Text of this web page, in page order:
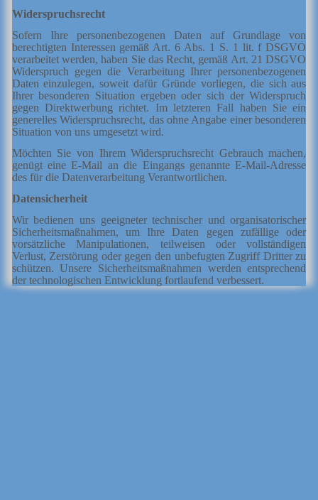
Widerspruchsrecht
Sofern Ihre personenbezogenen Daten auf Grundlage von
berechtigten Interessen gemäß Art. 6 Abs. 1 S. 1 lit. f DSGVO
verarbeitet werden, haben Sie das Recht, gemäß Art. 21 DSGVO
Widerspruch gegen die Verarbeitung Ihrer personenbezogenen
Daten einzulegen, soweit dafür Gründe vorliegen, die sich aus
Ihrer besonderen Situation ergeben oder sich der Widerspruch
gegen Direktwerbung richtet. Im letzteren Fall haben Sie ein
generelles Widerspruchsrecht, das ohne Angabe einer besonderen
Situation von uns umgesetzt wird.
Möchten Sie von Ihrem Widerspruchsrecht Gebrauch machen,
genügt eine E-Mail an die Eingangs genannte E-Mail-Adresse
des für die Datenverarbeitung Verantwortlichen.
Datensicherheit
Wir bedienen uns geeigneter technischer und organisatorischer
Sicherheitsmaßnahmen, um Ihre Daten gegen zufällige oder
vorsätzliche Manipulationen, teilweisen oder vollständigen
Verlust, Zerstörung oder gegen den unbefugten Zugriff Dritter zu
schützen. Unsere Sicherheitsmaßnahmen werden entsprechend
der technologischen Entwicklung fortlaufend verbessert.